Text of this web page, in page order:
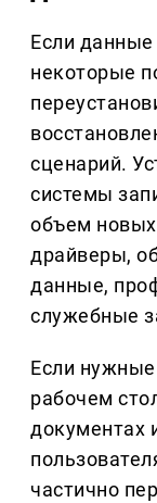
Если данные
некоторые
сценарий.
системы
объем
драйверы,
данные,
служебные
Если
рабочем
документах
частично